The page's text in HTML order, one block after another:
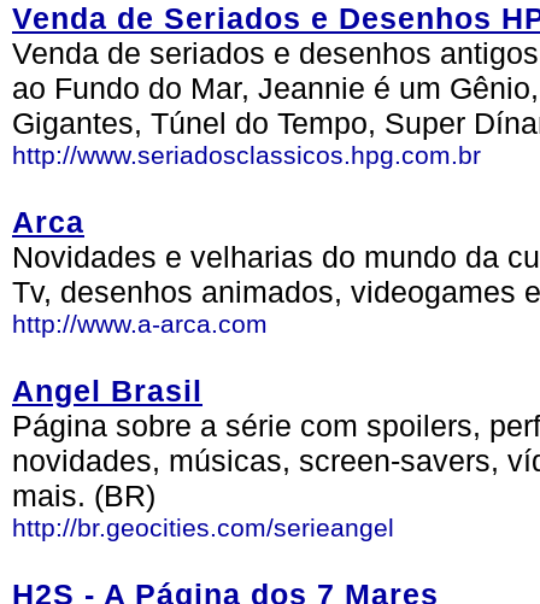
Venda de Seriados e Desenhos
Venda de seriados e desenhos
ao Fundo do Mar, Jeannie é um
Gigantes, Túnel do Tempo, Super
http://www.seriadosclassicos.hpg.com.br
Arca
Novidades e velharias do mundo da
Tv, desenhos animados, videogames
http://www.a-arca.com
Angel Brasil
Página sobre a série com spoilers,
novidades, músicas, screen-savers,
mais. (BR)
http://br.geocities.com/serieangel
H2S - A Página dos 7 Mares